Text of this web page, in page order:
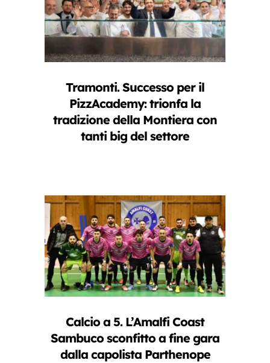
Tramonti. Successo per il
PizzAcademy: trionfa la
tradizione della Montiera con
tanti big del settore
Calcio a 5. L’Amalfi Coast
Sambuco sconfitto a fine gara
dalla capolista Parthenope